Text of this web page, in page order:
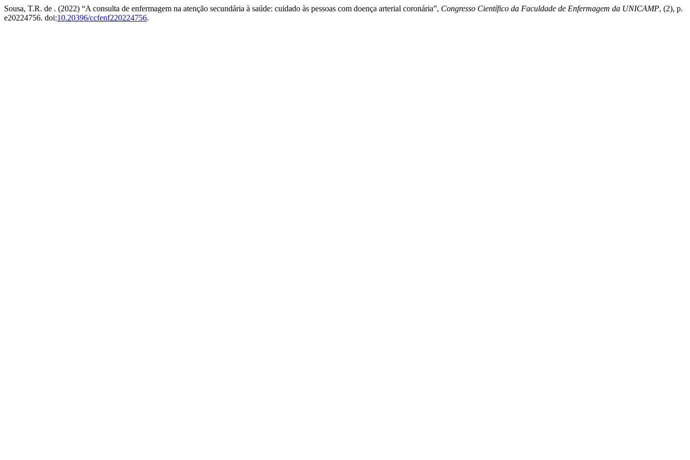
Sousa, T.R. de . (2022) “A consulta de enfermagem na atenção secundária à saúde: cuidado às pessoas com doença arterial coronária”, Congresso Científico da Faculdade de Enfermagem da UNICAMP, (2), p.
e20224756. doi:10.20396/ccfenf220224756.